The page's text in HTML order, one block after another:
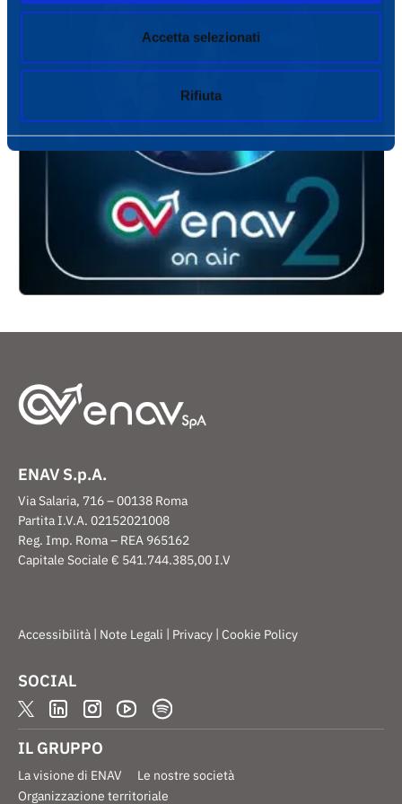
Accetta selezionati
Rifiuta
ENAV S.p.A.
Via Salaria, 716 – 00138 Roma
Partita I.V.A. 02152021008
Reg. Imp. Roma – REA 965162
Capitale Sociale € 541.744.385,00 I.V
Accessibilità | Note Legali | Privacy | Cookie Policy
SOCIAL
IL GRUPPO
La visione di ENAV
Le nostre società
Organizzazione territoriale